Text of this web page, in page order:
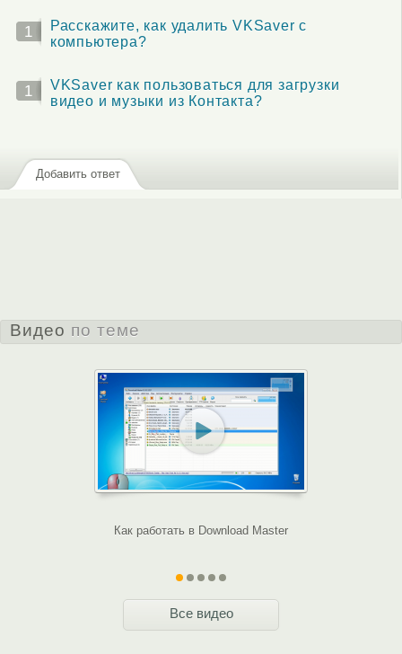
1
Расскажите, как удалить VKSaver с
компьютера?
1
VKSaver как пользоваться для загрузки
видео и музыки из Контакта?
Добавить ответ
Видео по теме
Как работать в Download Master
Все видео